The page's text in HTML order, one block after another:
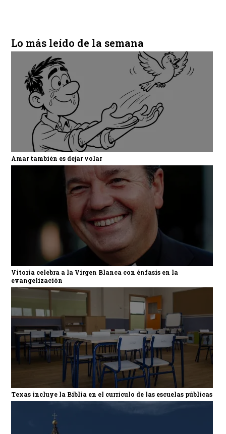
Lo más leído de la semana
Amar también es dejar volar
Vitoria celebra a la Virgen Blanca con énfasis en la
evangelización
Texas incluye la Biblia en el currículo de las escuelas públicas